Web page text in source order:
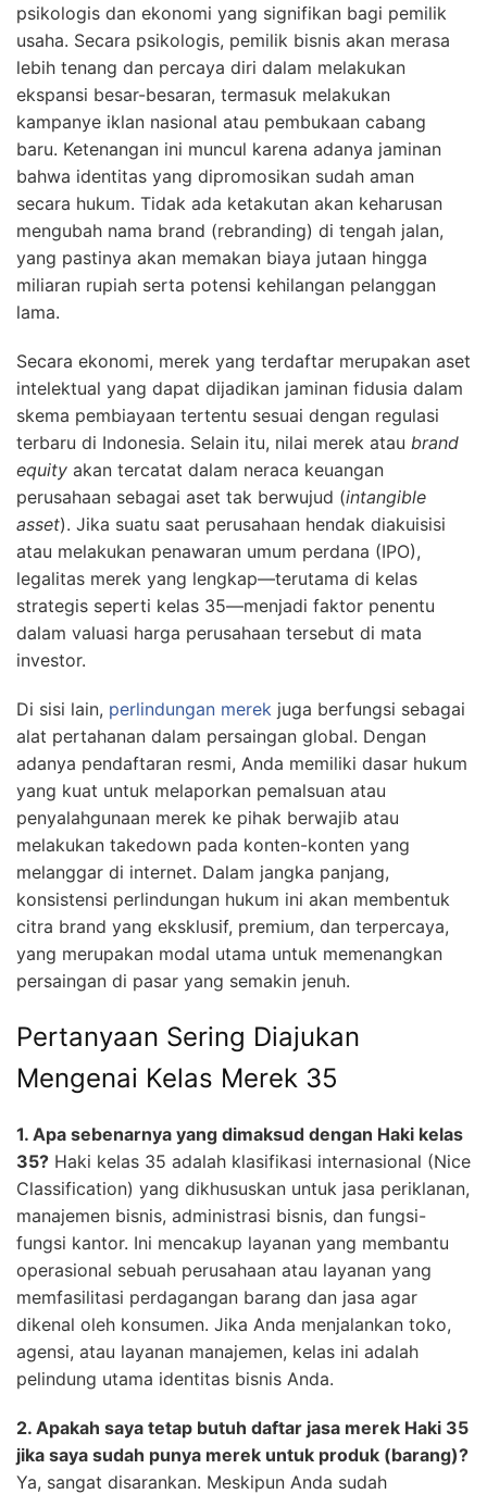
psikologis dan ekonomi yang signifikan bagi pemilik
usaha. Secara psikologis, pemilik bisnis akan merasa
lebih tenang dan percaya diri dalam melakukan
ekspansi besar-besaran, termasuk melakukan
kampanye iklan nasional atau pembukaan cabang
baru. Ketenangan ini muncul karena adanya jaminan
bahwa identitas yang dipromosikan sudah aman
secara hukum. Tidak ada ketakutan akan keharusan
mengubah nama brand (rebranding) di tengah jalan,
yang pastinya akan memakan biaya jutaan hingga
miliaran rupiah serta potensi kehilangan pelanggan
lama.
Secara ekonomi, merek yang terdaftar merupakan aset
intelektual yang dapat dijadikan jaminan fidusia dalam
skema pembiayaan tertentu sesuai dengan regulasi
terbaru di Indonesia. Selain itu, nilai merek atau brand
equity akan tercatat dalam neraca keuangan
perusahaan sebagai aset tak berwujud (intangible
asset). Jika suatu saat perusahaan hendak diakuisisi
atau melakukan penawaran umum perdana (IPO),
legalitas merek yang lengkap—terutama di kelas
strategis seperti kelas 35—menjadi faktor penentu
dalam valuasi harga perusahaan tersebut di mata
investor.
Di sisi lain, perlindungan merek juga berfungsi sebagai
alat pertahanan dalam persaingan global. Dengan
adanya pendaftaran resmi, Anda memiliki dasar hukum
yang kuat untuk melaporkan pemalsuan atau
penyalahgunaan merek ke pihak berwajib atau
melakukan takedown pada konten-konten yang
melanggar di internet. Dalam jangka panjang,
konsistensi perlindungan hukum ini akan membentuk
citra brand yang eksklusif, premium, dan terpercaya,
yang merupakan modal utama untuk memenangkan
persaingan di pasar yang semakin jenuh.
Pertanyaan Sering Diajukan
Mengenai Kelas Merek 35
1. Apa sebenarnya yang dimaksud dengan Haki kelas
35? Haki kelas 35 adalah klasifikasi internasional (Nice
Classification) yang dikhususkan untuk jasa periklanan,
manajemen bisnis, administrasi bisnis, dan fungsi-
fungsi kantor. Ini mencakup layanan yang membantu
operasional sebuah perusahaan atau layanan yang
memfasilitasi perdagangan barang dan jasa agar
dikenal oleh konsumen. Jika Anda menjalankan toko,
agensi, atau layanan manajemen, kelas ini adalah
pelindung utama identitas bisnis Anda.
2. Apakah saya tetap butuh daftar jasa merek Haki 35
jika saya sudah punya merek untuk produk (barang)?
Ya, sangat disarankan. Meskipun Anda sudah